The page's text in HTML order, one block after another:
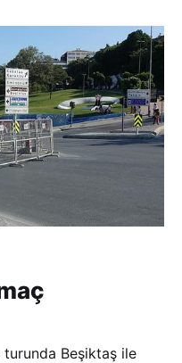
turunda Beşiktaş ile